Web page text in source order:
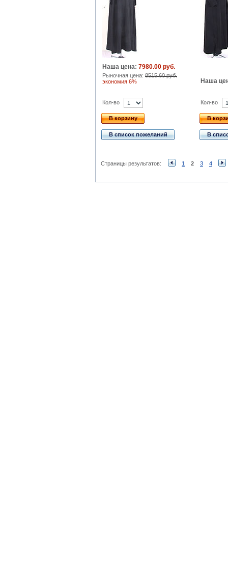
Наша цена: 7980.00 руб.
Рыночная цена: 8515.60 руб.
экономия 6%
Наша
Кол-во
В корзину
В список пожеланий
Кол-во
В
В
Страницы результатов: 1 2 3 4